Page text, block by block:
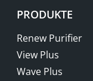
PRODUKTE
Renew Purifier
View Plus
Wave Plus